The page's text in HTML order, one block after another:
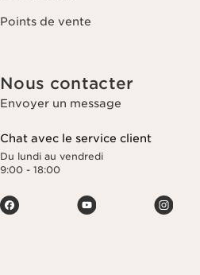
Points de vente
Nous contacter
Envoyer un message
Chat avec le service client
Du lundi au vendredi
9:00 - 18:00